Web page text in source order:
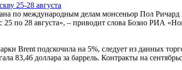
25-28 августа
по международным делам монсеньор Пол
по 28 августа», – приводит слова Бозио РИА
Brent подскочила на 5%, следует из данных
83,46 доллара за баррель. Контракты на